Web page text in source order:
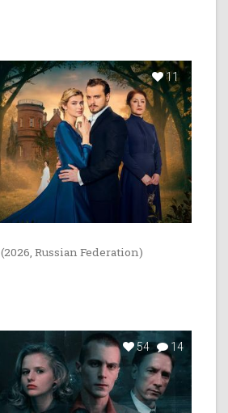
11
(2026, Russian Federation)
54 14